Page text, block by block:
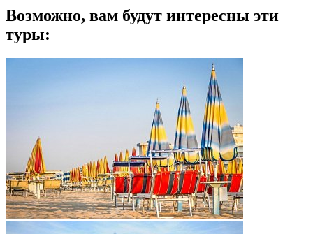
Возможно, вам будут интересны эти
туры: